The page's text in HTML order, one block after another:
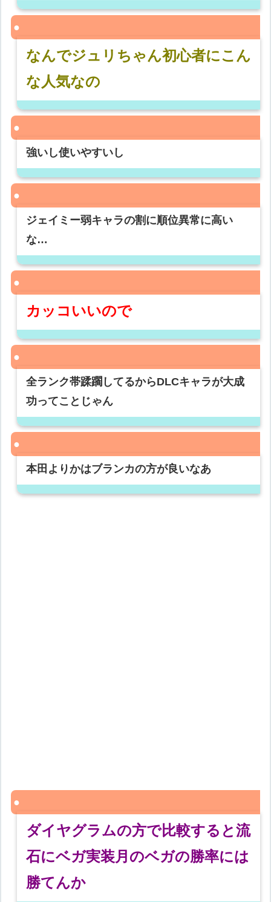
なんでジュリちゃん初心者にこん
な人気なの
強いし使いやすいし
ジェイミー弱キャラの割に順位異常に高い
な…
カッコいいので
全ランク帯蹂躙してるからDLCキャラが大成
功ってことじゃん
本田よりかはブランカの方が良いなあ
ダイヤグラムの方で比較すると流
石にベガ実装月のベガの勝率には
勝てんか